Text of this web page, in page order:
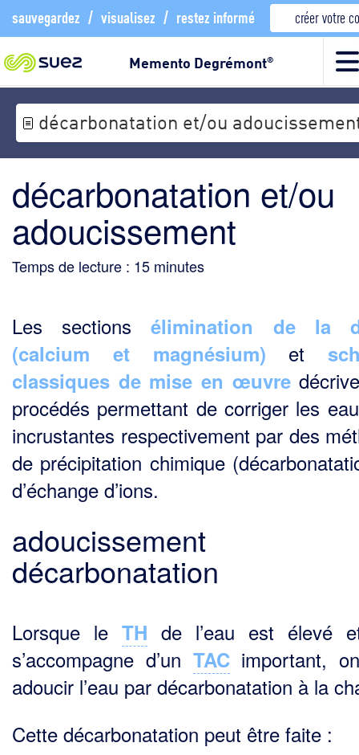
sauvegardez / visualisez / restez informé créer votre
Memento Degrémont®
décarbonatation et/ou
décarbonatation et/ou
adoucissement
Temps de lecture : 15 minutes
Les sectionsélimination de la
(calcium et magnésium) et
classiques de mise en œuvre
procédés permettant de corriger les
incrustantes respectivement par des
de précipitation chimique
d’échange d’ions.
adoucissement
décarbonatation
Lorsque le TH de l’eau est élevé
s’accompagne d’un TACimportant,
adoucir l’eau par décarbonatation à la
Cette décarbonatation peut être faite :